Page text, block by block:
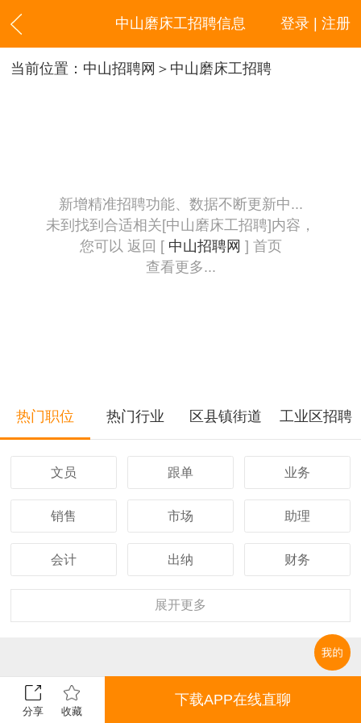
登录 | 注册
中山磨床工招聘信息
当前位置： 中山招聘网 ＞中山磨床工招聘
新增精准招聘功能、数据不断更新中...
未到找到合适相关[中山磨床工招聘]内容，
您可以 返回 [ 中山招聘网 ] 首页
查看更多...
热门职位 热门行业 区县镇街道 工业区招聘
文员 跟单 业务
销售 市场 助理
会计 出纳 财务
行政
设计 技术 司机
展开更多
分享 收藏
下载APP在线直聊